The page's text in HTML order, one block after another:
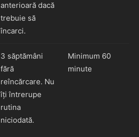
anterioară dacă
trebuie să
încarci.
3 săptămâni
fără
reîncărcare. Nu
îți întrerupe
rutina
niciodată.
Minimum 60
minute